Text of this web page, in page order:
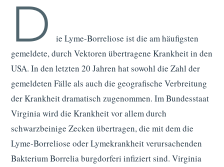
D
ie Lyme-Borreliose ist die am häufigsten
gemeldete, durch Vektoren übertragene Krankheit in den
USA. In den letzten 20 Jahren hat sowohl die Zahl der
gemeldeten Fälle als auch die geografische Verbreitung
der Krankheit dramatisch zugenommen. Im Bundesstaat
Virginia wird die Krankheit vor allem durch
schwarzbeinige Zecken übertragen, die mit dem die
Lyme-Borreliose oder Lymekrankheit verursachenden
Bakterium Borrelia burgdorferi infiziert sind. Virginia